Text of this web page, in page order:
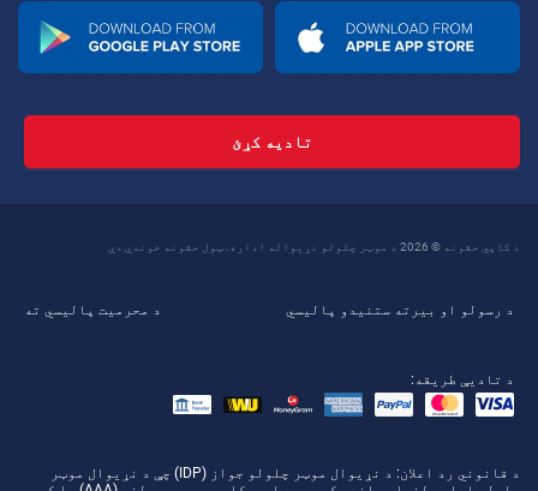
تادیه کړئ
د کاپي حقونه © 2026 د موټر چلولو نړیواله اداره. ټول حقونه خوندي دي
د رسولو او بیرته ستنیدو پالیسي د محرمیت پالیسي ته
د تادیې طریقه:
د قانوني رد اعلان
: د نړیوال موټر چلولو جواز (IDP) چې د نړیوال موټر